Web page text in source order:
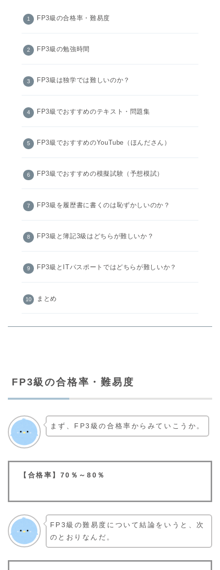
FP3級の合格率・難易度
FP3級の勉強時間
FP3級は独学では難しいのか？
FP3級でおすすめのテキスト・問題集
FP3級でおすすめのYouTube（ほんださん）
FP3級でおすすめの模擬試験（予想模試）
FP3級を履歴書に書くのは恥ずかしいのか？
FP3級と簿記3級はどちらが難しいか？
FP3級とITパスポートではどちらが難しいか？
まとめ
FP3級の合格率・難易度
まず、FP3級の合格率からみていこうか。
【合格率】70％～80％
FP3級の難易度について結論をいうと、次
のとおりなんだ。